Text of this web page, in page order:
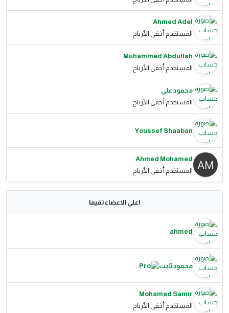
Ahmed Adel
المستخدم أخفى الأرباح
Muhammed Abdullah
المستخدم أخفى الأرباح
محمود علي
المستخدم أخفى الأرباح
Youssef Shaaban
Ahmed Mohamed
المستخدم أخفى الأرباح
اعلي الاعضاء تقيما
ahmed
محمود ثابت
Mohamed Samir
المستخدم أخفى الأرباح